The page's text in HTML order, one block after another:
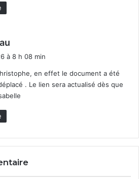
:
à 8 h 08 min
en effet le document a été
. Le lien sera actualisé dès que